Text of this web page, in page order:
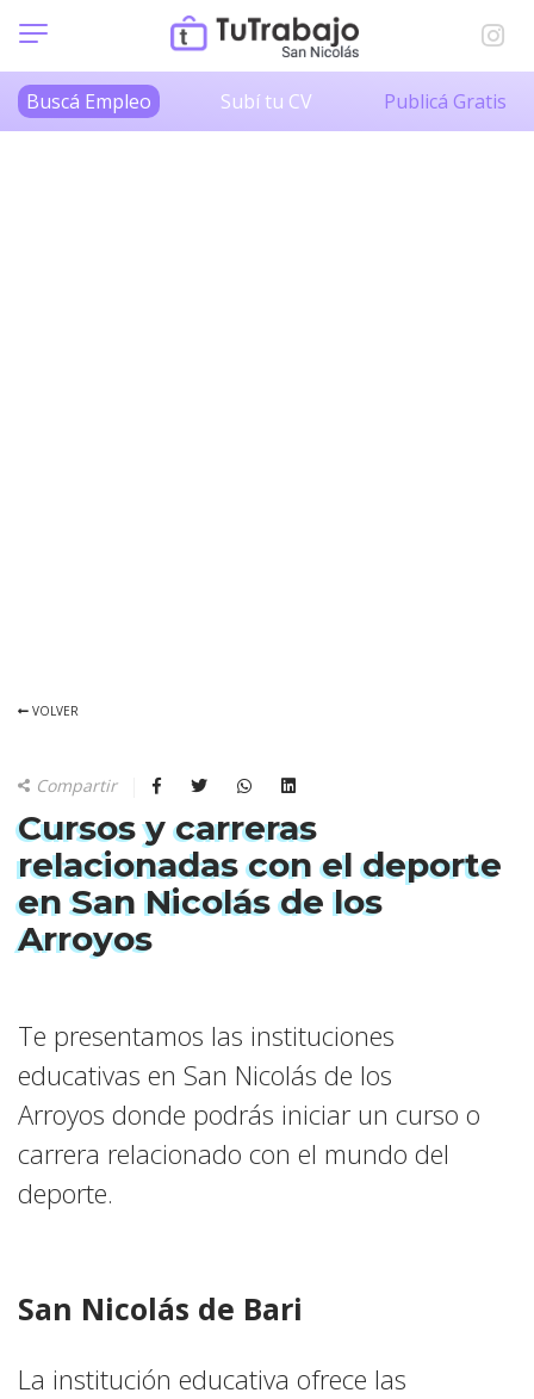
Buscá Empleo Subí tu CV Publicá Gratis
VOLVER
Compartir
Cursos y carreras
relacionadas con el deporte
en San Nicolás de los
Arroyos
Te presentamos las instituciones
educativas en San Nicolás de los
Arroyos donde podrás iniciar un curso o
carrera relacionado con el mundo del
deporte.
San Nicolás de Bari
La institución educativa ofrece las